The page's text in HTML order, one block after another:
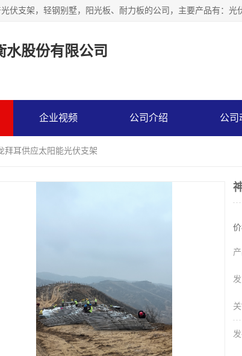
水股份有限公司
企业视频 公司介绍 公司
拜耳供应太阳能光伏支架
价
发
发